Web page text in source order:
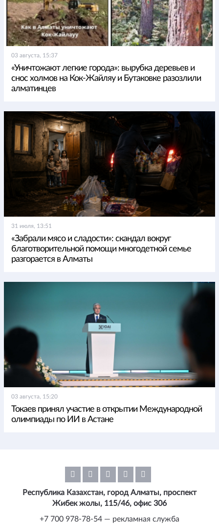
03 августа, 15:37
«Уничтожают легкие города»: вырубка деревьев и
снос холмов на Кок-Жайляу и Бутаковке разозлили
алматинцев
31 июля, 13:51
«Забрали мясо и сладости»: скандал вокруг
благотворительной помощи многодетной семье
разгорается в Алматы
03 августа, 15:20
Токаев принял участие в открытии Международной
олимпиады по ИИ в Астане
Республика Казахстан, город Алматы, проспект
Жибек жолы, 115/46, офис 306
+7 700 978-78-54 — рекламная служба